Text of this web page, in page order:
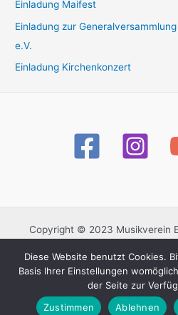
Einladung Maifest
Einladung zur
e.V.
Einladung Kirchenkonzert
Copyright © 2023 Musikverein
Diese Website benutzt Cookies.
Basis Ihrer Einstellungen
der Seite zur
Zustimmen
Ablehnen